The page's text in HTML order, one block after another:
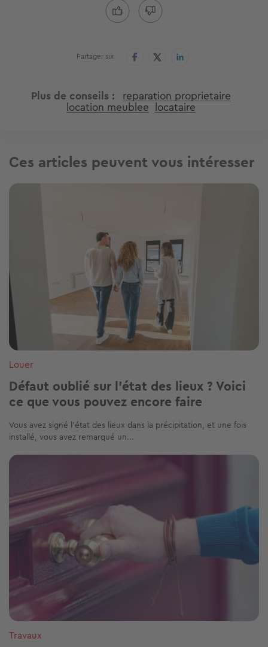
Partager sur
Plus de conseils reparation proprietaire
location meublee locataire
Ces articles peuvent vous intéresser
Image
Louer
Défaut oublié sur l'état des lieux ? Voici
ce que vous pouvez encore faire
Vous avez signé l’état des lieux dans la précipitation, et une fois
installé, vous avez remarqué un...
Image
Travaux